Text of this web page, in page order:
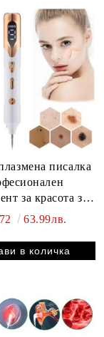
писалка
за красота за
за кожата
на
Отстраняване на
63.99лв.